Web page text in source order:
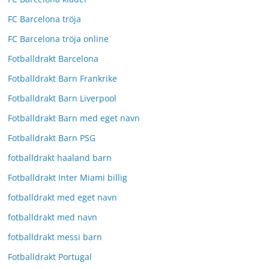
FC Barcelona tröja
FC Barcelona tröja online
Fotballdrakt Barcelona
Fotballdrakt Barn Frankrike
Fotballdrakt Barn Liverpool
Fotballdrakt Barn med eget navn
Fotballdrakt Barn PSG
fotballdrakt haaland barn
Fotballdrakt Inter Miami billig
fotballdrakt med eget navn
fotballdrakt med navn
fotballdrakt messi barn
Fotballdrakt Portugal